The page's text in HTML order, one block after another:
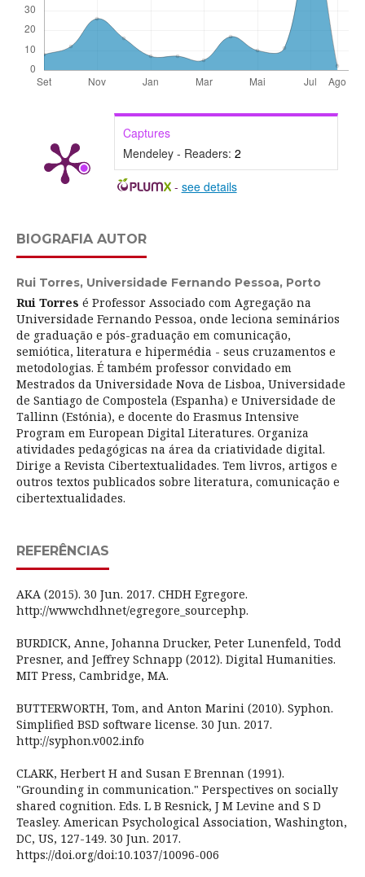
Captures
Mendeley - Readers: 2
- see details
BIOGRAFIA AUTOR
Rui Torres, Universidade Fernando Pessoa, Porto
Rui Torres é Professor Associado com Agregação na
Universidade Fernando Pessoa, onde leciona seminários
de graduação e pós-graduação em comunicação,
semiótica, literatura e hipermédia - seus cruzamentos e
metodologias. É também professor convidado em
Mestrados da Universidade Nova de Lisboa, Universidade
de Santiago de Compostela (Espanha) e Universidade de
Tallinn (Estónia), e docente do Erasmus Intensive
Program em European Digital Literatures. Organiza
atividades pedagógicas na área da criatividade digital.
Dirige a Revista Cibertextualidades. Tem livros, artigos e
outros textos publicados sobre literatura, comunicação e
cibertextualidades.
REFERÊNCIAS
AKA (2015). 30 Jun. 2017. CHDH Egregore.
http://wwwchdhnet/egregore_sourcephp.
BURDICK, Anne, Johanna Drucker, Peter Lunenfeld, Todd
Presner, and Jeffrey Schnapp (2012). Digital Humanities.
MIT Press, Cambridge, MA.
BUTTERWORTH, Tom, and Anton Marini (2010). Syphon.
Simplified BSD software license. 30 Jun. 2017.
http://syphon.v002.info
CLARK, Herbert H and Susan E Brennan (1991).
"Grounding in communication." Perspectives on socially
shared cognition. Eds. L B Resnick, J M Levine and S D
Teasley. American Psychological Association, Washington,
DC, US, 127-149. 30 Jun. 2017.
https://doi.org/doi:10.1037/10096-006